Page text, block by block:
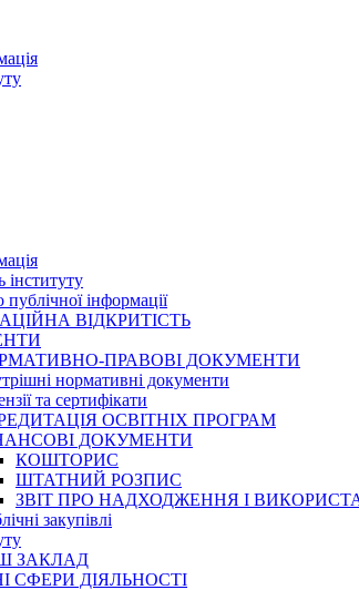
інституту
інформації
ВІДКРИТІСТЬ
ПРАВОВІ ДОКУМЕНТИ
нормативні документи
та сертифікати
ОСВІТНІХ ПРОГРАМ
ДОКУМЕНТИ
КОШТОРИС
ШТАТНИЙ РОЗПИС
ЗВІТ ПРО НАДХОДЖЕННЯ І
закупівлі
ЗАКЛАД
СФЕРИ ДІЯЛЬНОСТІ